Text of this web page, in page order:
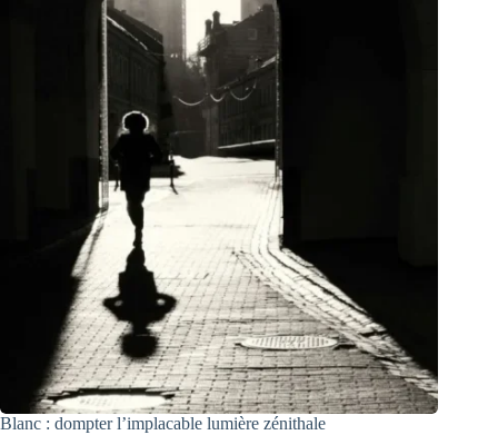
Blanc : dompter l’implacable lumière zénithale